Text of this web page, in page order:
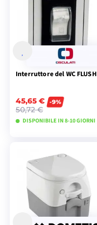
Interruttore del WC FLUSH
45,65 €
50,72 €
-9%
DISPONIBILE IN 8-10 GIORNI
VISUALIZZA I